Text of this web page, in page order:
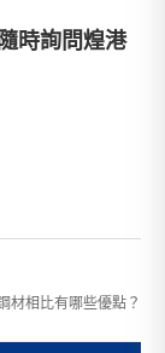
時詢問煌港
材相比有哪些優點？